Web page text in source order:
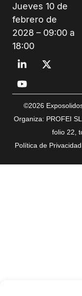
Jueves 10 de
febrero de
2028 – 09:00 a
18:00
©2026
Organiza: PROFEI
folio 22,
Política de